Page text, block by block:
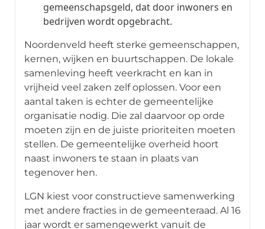
gemeenschapsgeld, dat door inwoners en
bedrijven wordt opgebracht.
Noordenveld heeft sterke gemeenschappen,
kernen, wijken en buurtschappen. De lokale
samenleving heeft veerkracht en kan in
vrijheid veel zaken zelf oplossen. Voor een
aantal taken is echter de gemeentelijke
organisatie nodig. Die zal daarvoor op orde
moeten zijn en de juiste prioriteiten moeten
stellen. De gemeentelijke overheid hoort
naast inwoners te staan in plaats van
tegenover hen.
LGN kiest voor constructieve samenwerking
met andere fracties in de gemeenteraad. Al 16
jaar wordt er samengewerkt vanuit de